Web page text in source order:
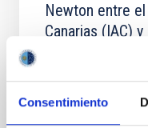
Consentimiento
Newton entre
Canarias (IAC)
Facilities
Onderzoek
In force